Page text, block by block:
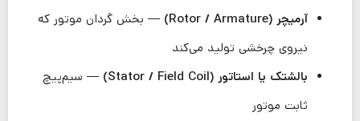
آرمیچر (Rotor / Armature)
— بخش گردان موتور که
نیروی چرخشی تولید می‌کند
بالشتک یا استاتور (Stator / Field Coil)
— سیم‌پیچ
ثابت موتور